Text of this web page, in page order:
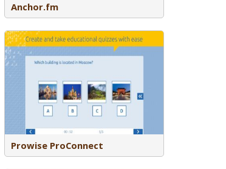
Anchor.fm
Prowise ProConnect